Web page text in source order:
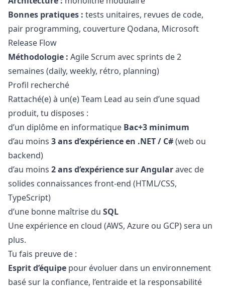
Bonnes pratiques : tests unitaires, revues de code,
pair programming, couverture Qodana, Microsoft
Release Flow
Méthodologie : Agile Scrum avec sprints de 2
semaines (daily, weekly, rétro, planning)
Profil recherché
Rattaché(e) à un(e) Team Lead au sein d’une squad
produit, tu disposes :
d’un diplôme en informatique Bac+3 minimum
d’au moins 3 ans d’expérience en .NET / C#(web ou
backend)
d’au moins 2 ans d’expérience sur Angularavec de
solides connaissances front-end (HTML/CSS,
TypeScript)
d’une bonne maîtrise du SQL
Une expérience en cloud (AWS, Azure ou GCP) sera un
plus.
Tu fais preuve de :
Esprit d’équipe pour évoluer dans un environnement
basé sur la confiance, l’entraide et la responsabilité